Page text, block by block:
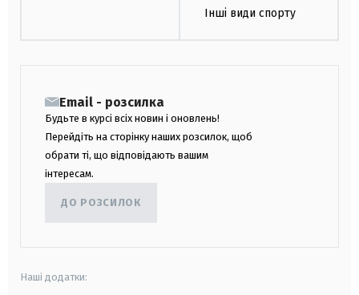
Інші види спорту
Email - розсилка
Будьте в курсі всіх новин і оновлень!
Перейдіть на сторінку наших розсилок, щоб
обрати ті, що відповідають вашим
інтересам.
ДО РОЗСИЛОК
Наші додатки: